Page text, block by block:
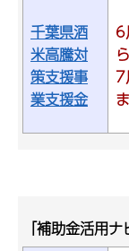
千葉県酒
米高騰対
策支援事
業支援金
6
ら
7
「補助金活用ナ